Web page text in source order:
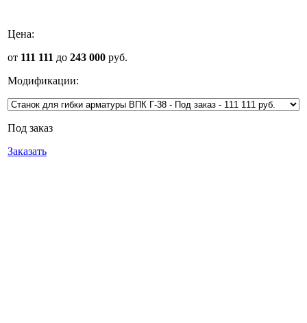
Цена:
от 111 111 до 243 000 руб.
Модификации:
Под заказ
Заказать